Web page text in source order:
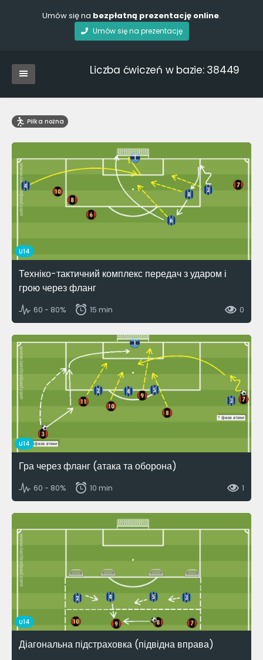
Umów się na bezpłatną prezentację online.
Umów się na prezentację
Liczba ćwiczeń w bazie: 38449
Piłka nożna
U14
Техніко-тактичний комплекс передач з ударом і
грою через фланг
60 - 80% 15 min 0
U14
Гра через фланг (атака та оборона)
60 - 80% 10 min 1
U14
Діагональна підстраховка (підвідна вправа)